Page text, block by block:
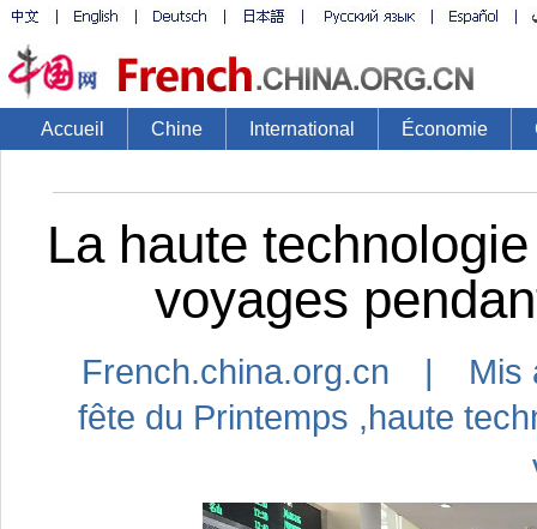
Accueil Chine International Économie
La haute
voyages
French.china.org.cn |
fête du Printemps ,haute